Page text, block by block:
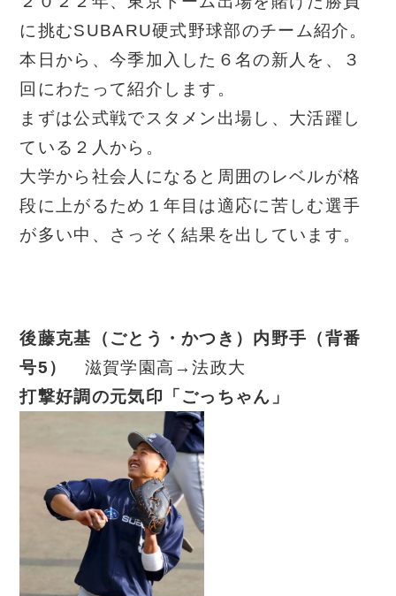
に挑むSUBARU硬式野球部のチーム紹介。
本日から、今季加入した６名の新人を、３
回にわたって紹介します。
まずは公式戦でスタメン出場し、大活躍し
ている２人から。
大学から社会人になると周囲のレベルが格
段に上がるため１年目は適応に苦しむ選手
が多い中、さっそく結果を出しています。
後藤克基（ごとう・かつき）内野手（背番
号5 ）
滋賀学園高→法政大
打撃好調の元気印「ごっちゃん」